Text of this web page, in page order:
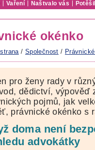
Vaření Naštvalo vás
okénko
/ Společnost /
pro ženy rady v
dědictví, výpověď
pojmů, jak
právnické okénko s
doma není
advokátky